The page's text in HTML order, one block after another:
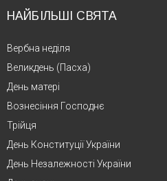
НАЙБІЛЬШІ СВЯТА
Вербна неділя
Великдень (Пасха)
День матері
Вознесіння Господнє
Трійця
День Конституції України
День Незалежності України